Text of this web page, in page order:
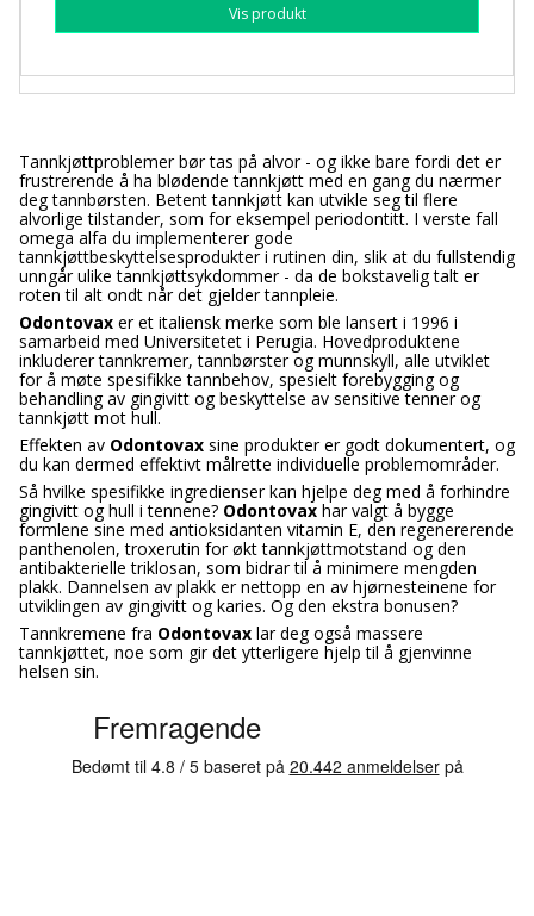
Vis produkt
Tannkjøttproblemer bør tas på alvor - og ikke bare fordi det er
frustrerende å ha blødende tannkjøtt med en gang du nærmer
deg tannbørsten. Betent tannkjøtt kan utvikle seg til flere
alvorlige tilstander, som for eksempel periodontitt. I verste fall
omega alfa du implementerer gode
tannkjøttbeskyttelsesprodukter i rutinen din, slik at du fullstendig
unngår ulike tannkjøttsykdommer - da de bokstavelig talt er
roten til alt ondt når det gjelder tannpleie.
Odontovax er et italiensk merke som ble lansert i 1996 i
samarbeid med Universitetet i Perugia. Hovedproduktene
inkluderer tannkremer, tannbørster og munnskyll, alle utviklet
for å møte spesifikke tannbehov, spesielt forebygging og
behandling av gingivitt og beskyttelse av sensitive tenner og
tannkjøtt mot hull.
Effekten av Odontovax sine produkter er godt dokumentert, og
du kan dermed effektivt målrette individuelle problemområder.
Så hvilke spesifikke ingredienser kan hjelpe deg med å forhindre
gingivitt og hull i tennene? Odontovax har valgt å bygge
formlene sine med antioksidanten vitamin E, den regenererende
panthenolen, troxerutin for økt tannkjøttmotstand og den
antibakterielle triklosan, som bidrar til å minimere mengden
plakk. Dannelsen av plakk er nettopp en av hjørnesteinene for
utviklingen av gingivitt og karies. Og den ekstra bonusen?
Tannkremene fra Odontovax lar deg også massere
tannkjøttet, noe som gir det ytterligere hjelp til å gjenvinne
helsen sin.